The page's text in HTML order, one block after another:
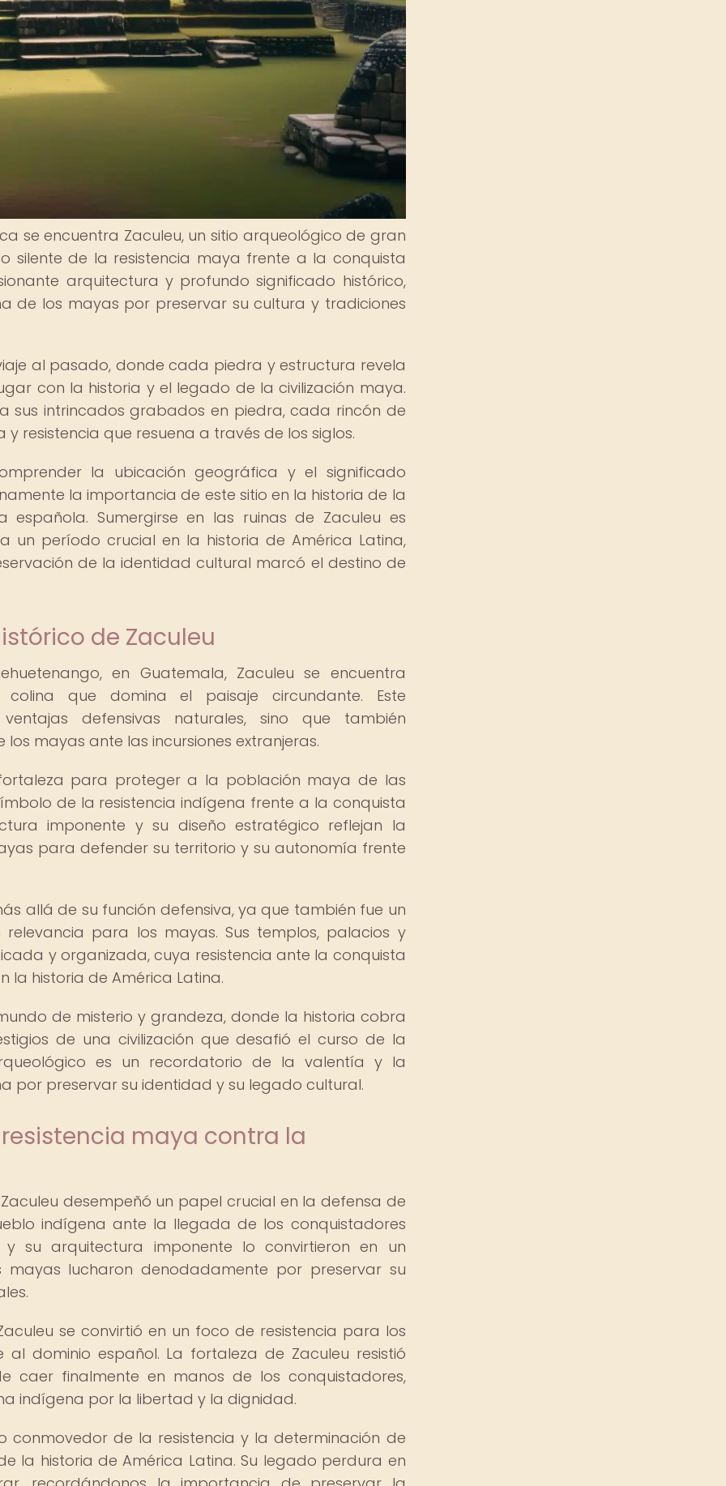
se encuentra Zaculeu, un sitio arqueológico de gran
silente de la resistencia maya frente a la conquista
arquitectura y profundo significado histórico,
de los mayas por preservar su cultura y tradiciones
al pasado, donde cada piedra y estructura revela
con la historia y el legado de la civilización maya.
sus intrincados grabados en piedra, cada rincón de
resistencia que resuena a través de los siglos.
la ubicación geográfica y el significado
la importancia de este sitio en la historia de la
Sumergirse en las ruinas de Zaculeu es
un período crucial en la historia de América Latina,
de la identidad cultural marcó el destino de
de Zaculeu
en Guatemala, Zaculeu se encuentra
que domina el paisaje circundante. Este
defensivas naturales, sino que también
mayas ante las incursiones extranjeras.
para proteger a la población maya de las
de la resistencia indígena frente a la conquista
imponente y su diseño estratégico reflejan la
para defender su territorio y su autonomía frente
allá de su función defensiva, ya que también fue un
para los mayas. Sus templos, palacios y
y organizada, cuya resistencia ante la conquista
la historia de América Latina.
de misterio y grandeza, donde la historia cobra
de una civilización que desafió el curso de la
es un recordatorio de la valentía y la
por preservar su identidad y su legado cultural.
maya contra la
desempeñó un papel crucial en la defensa de
indígena ante la llegada de los conquistadores
y su arquitectura imponente lo convirtieron en un
lucharon denodadamente por preservar su
se convirtió en un foco de resistencia para los
dominio español. La fortaleza de Zaculeu resistió
caer finalmente en manos de los conquistadores,
indígena por la libertad y la dignidad.
conmovedor de la resistencia y la determinación de
la historia de América Latina. Su legado perdura en